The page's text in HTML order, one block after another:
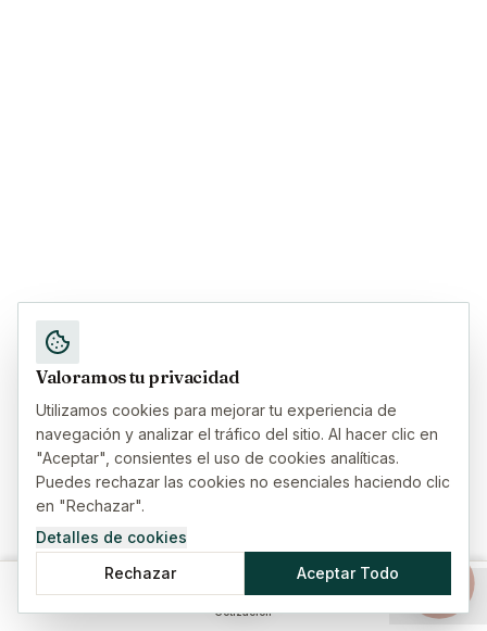
Cotización
Valoramos tu privacidad
Utilizamos cookies para mejorar tu experiencia de
navegación y analizar el tráfico del sitio. Al hacer clic en
"Aceptar", consientes el uso de cookies analíticas.
Puedes rechazar las cookies no esenciales haciendo clic
en "Rechazar".
Detalles de cookies
Rechazar
Aceptar Todo